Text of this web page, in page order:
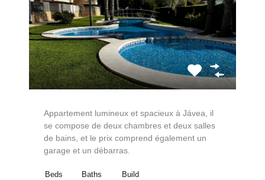
Appartement lumineux et spacieux à Jávea, il
se compose de deux chambres et deux salles
de bains, et le prix comprend également un
garage et un débarras.
Beds Baths Build